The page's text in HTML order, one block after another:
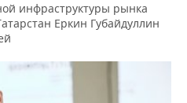
инфраструктуры рынка
Еркин Губайдуллин